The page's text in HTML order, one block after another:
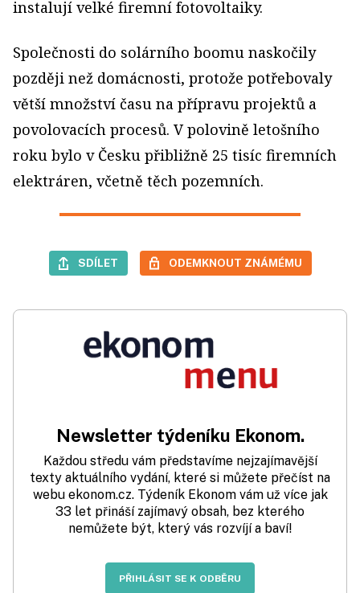
instalují velké firemní fotovoltaiky.
Společnosti do solárního boomu naskočily
později než domácnosti, protože potřebovaly
větší množství času na přípravu projektů a
povolovacích procesů. V polovině letošního
roku bylo v Česku přibližně 25 tisíc firemních
elektráren, včetně těch pozemních.
SDÍLET ODEMKNOUT ZNÁMÉMU
Newsletter týdeníku Ekonom.
Každou středu vám představíme nejzajímavější
texty aktuálního vydání, které si můžete přečíst na
webu ekonom.cz. Týdeník Ekonom vám už více jak
33 let přináší zajímavý obsah, bez kterého
nemůžete být, který vás rozvíjí a baví!
PŘIHLÁSIT SE K ODBĚRU